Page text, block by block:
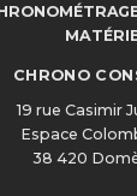
CHRONO
19 rue Casimir
Espace
38 420